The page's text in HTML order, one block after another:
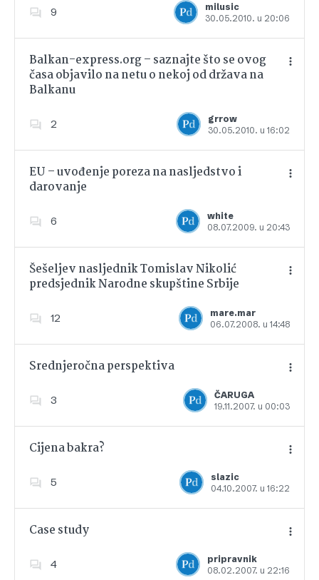
9
milusic
30.05.2010. u 20:06
Dodajte u favorite
Balkan-express.org – saznajte što se ovog
časa objavilo na netu o nekoj od država na
Balkanu
2
grrow
30.05.2010. u 16:02
EU – uvođenje poreza na nasljedstvo i
darovanje
6
white
08.07.2009. u 20:43
Dodajte u favorite
Šešeljev nasljednik Tomislav Nikolić
predsjednik Narodne skupštine Srbije
12
mare.mar
06.07.2008. u 14:48
Dodajte u favorite
Srednjeročna perspektiva
3
ČARUGA
19.11.2007. u 00:03
Dodajte u favorite
Cijena bakra?
5
slazic
04.10.2007. u 16:22
Dodajte u favorite
Case study
4
pripravnik
08.02.2007. u 22:16
Dodajte u favorite